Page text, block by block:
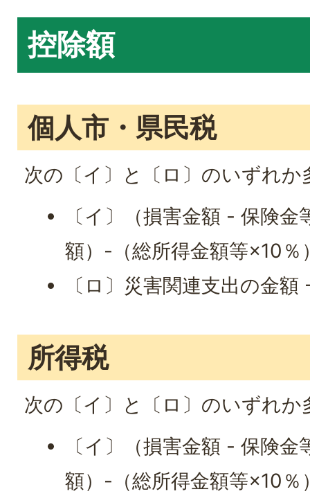
控除額
個人市・県民税
次の〔イ〕と〔ロ〕のいずれか
〔イ〕（損害金額 - 保険
額）-（総所得金額等×10％
〔ロ〕災害関連支出の金額
所得税
次の〔イ〕と〔ロ〕のいずれか
〔イ〕（損害金額 - 保険
額）-（総所得金額等×10％